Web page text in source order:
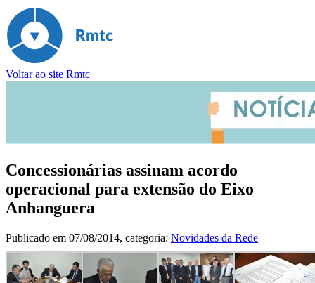
Voltar ao site Rmtc
Concessionárias assinam acordo
operacional para extensão do Eixo
Anhanguera
Publicado em 07/08/2014, categoria: Novidades da Rede